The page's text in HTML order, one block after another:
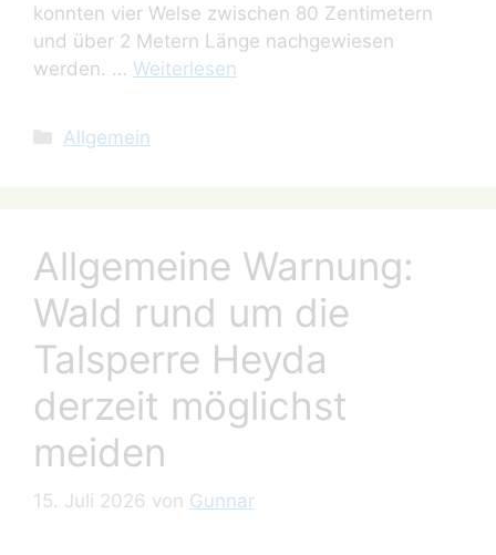
konnten vier Welse zwischen 80 Zentimetern
und über 2 Metern Länge nachgewiesen
werden. … Weiterlesen
Kategorien
Allgemein
Allgemeine Warnung:
Wald rund um die
Talsperre Heyda
derzeit möglichst
meiden
15. Juli 2026 von Gunnar